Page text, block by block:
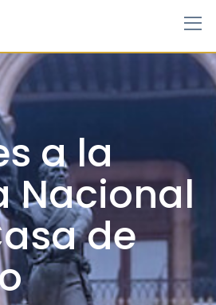
a la
Nacional
de